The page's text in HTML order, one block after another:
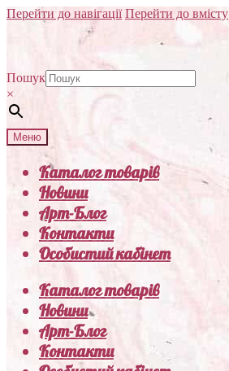
Перейти до навігації Перейти до вмісту
Пошук
×
Меню
Каталог товарів
Новини
Арт-Блог
Контакти
Особистий кабінет
Каталог товарів
Новини
Арт-Блог
Контакти